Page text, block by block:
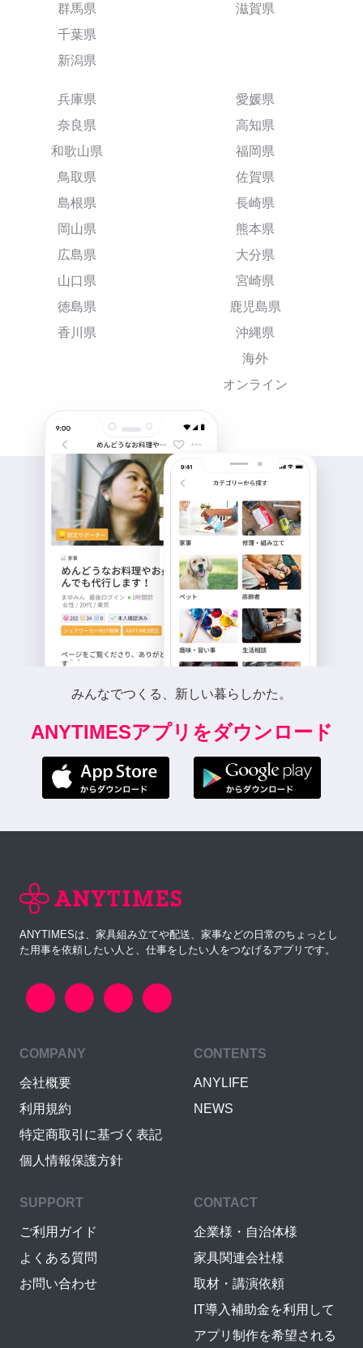
群馬県
千葉県
新潟県
滋賀県
兵庫県
奈良県
和歌山県
鳥取県
島根県
岡山県
広島県
山口県
徳島県
香川県
愛媛県
高知県
福岡県
佐賀県
長崎県
熊本県
大分県
宮崎県
鹿児島県
沖縄県
海外
オンライン
みんなでつくる、新しい暮らしかた。
ANYTIMESアプリをダウンロード
ANYTIMESは、家具組み立てや配送、家事などの日常のちょっとし
た用事を依頼したい人と、仕事をしたい人をつなげるアプリです。
COMPANY
会社概要
利用規約
特定商取引に基づく表記
個人情報保護方針
CONTENTS
ANYLIFE
NEWS
SUPPORT
ご利用ガイド
よくある質問
お問い合わせ
CONTACT
企業様・自治体様
家具関連会社様
取材・講演依頼
IT導入補助金を利用して
アプリ制作を希望される